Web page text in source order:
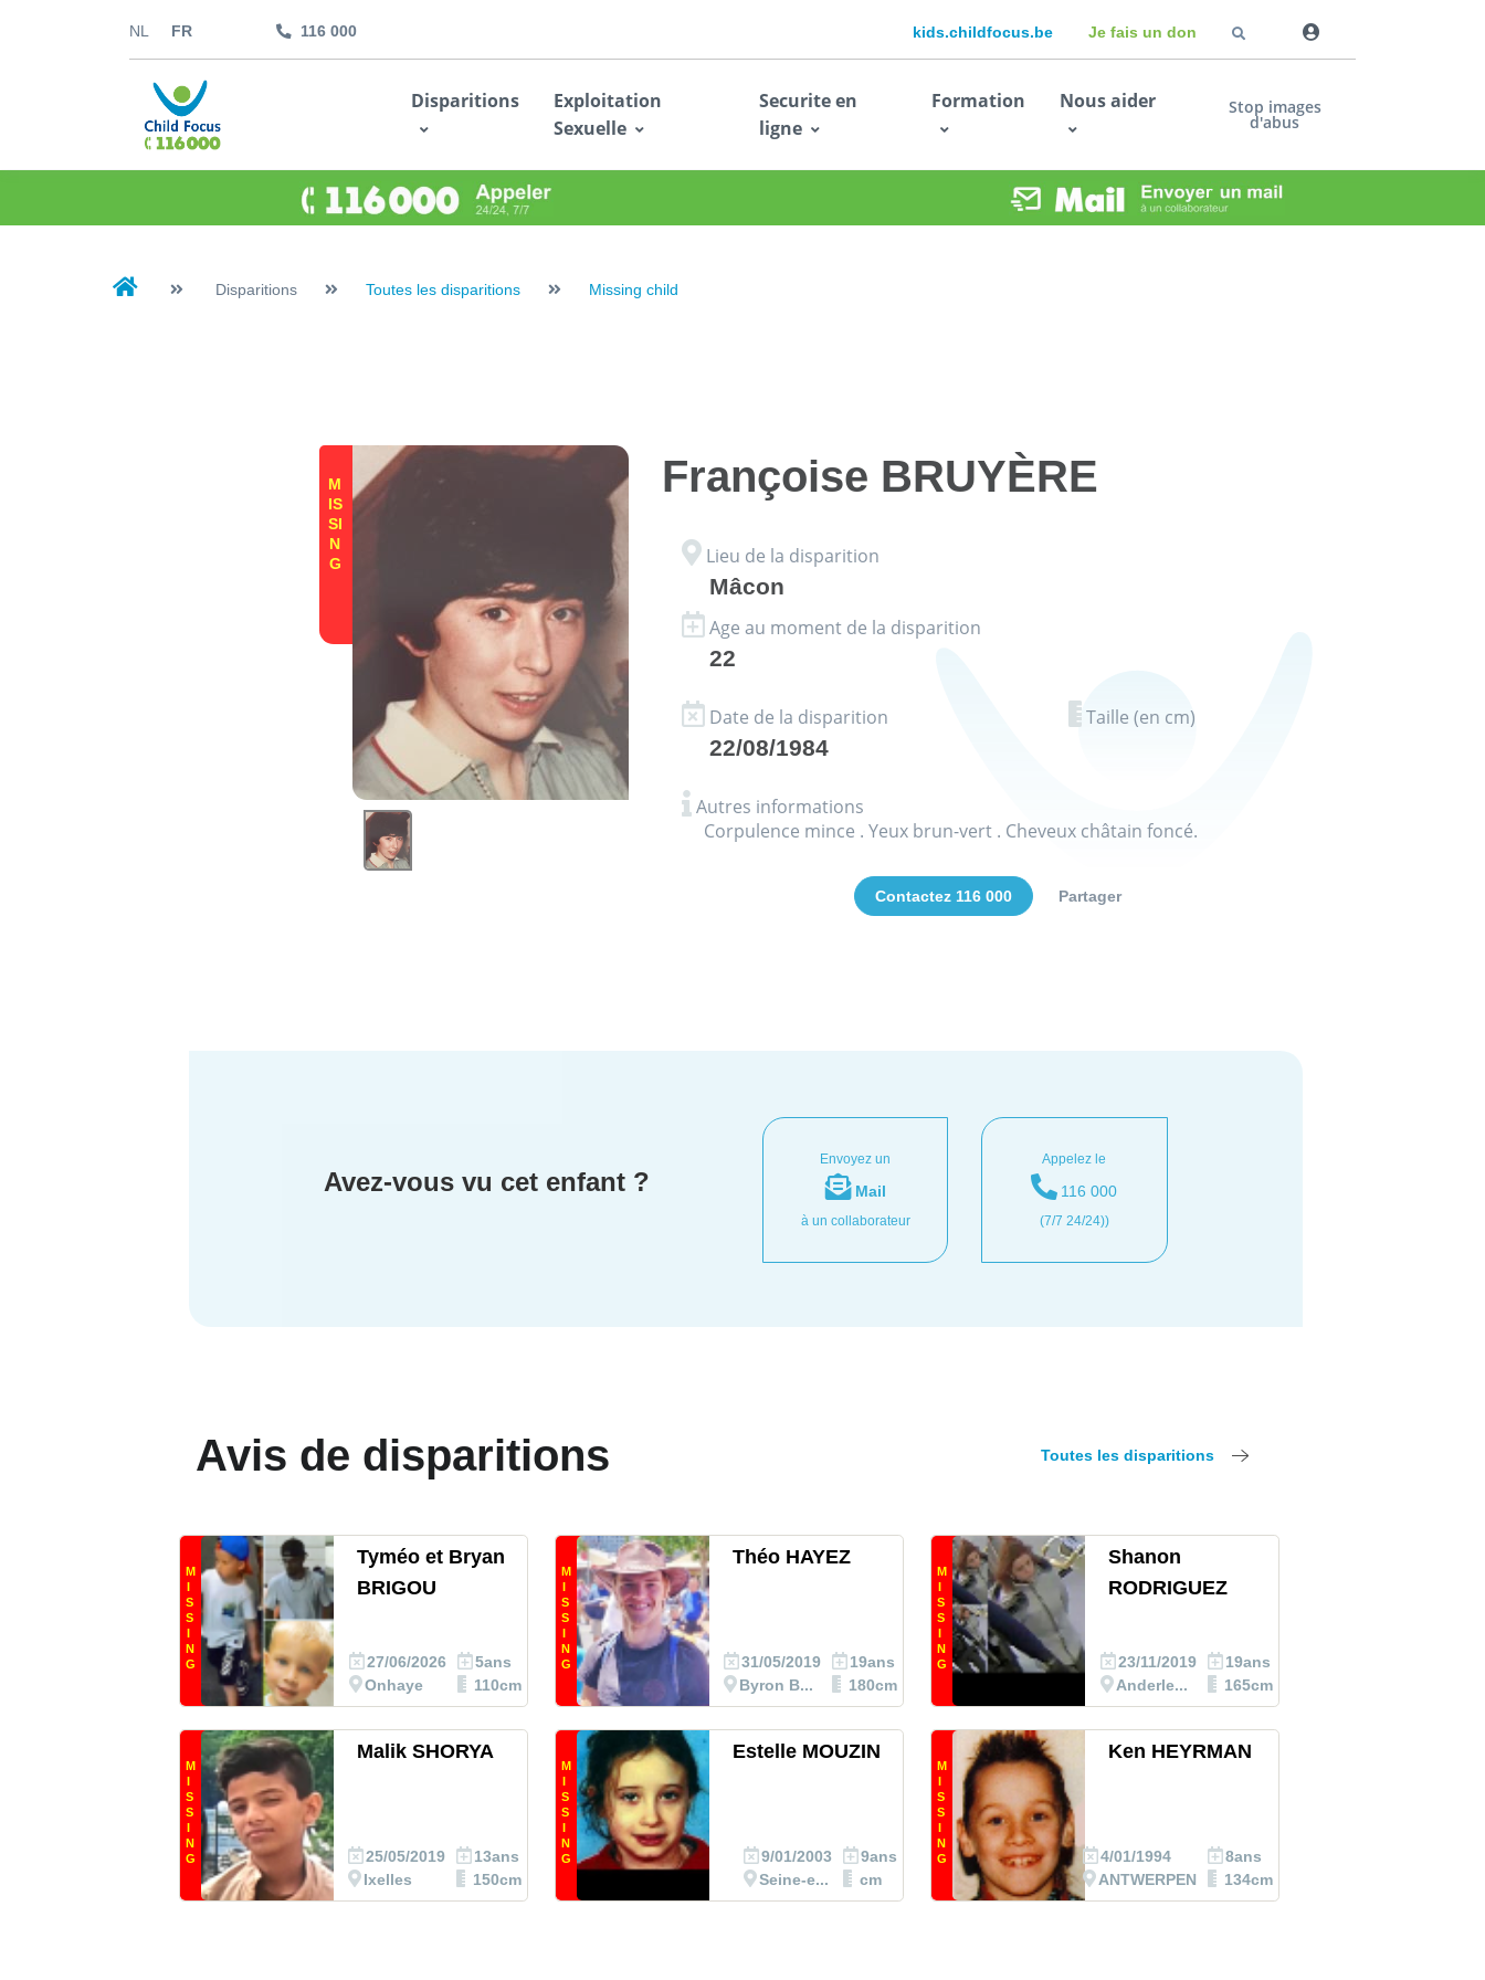
NL FR 116 000 kids.childfocus.be Je fais un don
Disparitions
Exploitation
Sexuelle
Securite en
ligne
Formation Nous aider Stop images
d'abus
Disparitions Toutes les disparitions Missing child
M
IS
SI
N
G
Françoise BRUYÈRE
Lieu de la disparition
Mâcon
Age au moment de la disparition
22
Date de la disparition
22/08/1984
Taille (en cm)
Autres informations
Corpulence mince . Yeux brun-vert . Cheveux châtain foncé.
Contactez 116 000 Partager
Avez-vous vu cet enfant ?
Envoyez un
Mail
à un collaborateur
Appelez le
116 000
(7/7 24/24))
Avis de disparitions Toutes les disparitions
M
I
S
S
I
N
G
Tyméo et Bryan
BRIGOU
27/06/2026
Onhaye
5ans
110cm
M
I
S
S
I
N
G
Théo HAYEZ
31/05/2019
Byron B...
19ans
180cm
M
I
S
S
I
N
G
Shanon
RODRIGUEZ
23/11/2019
Anderle...
19ans
165cm
M
I
S
S
I
N
G
Malik SHORYA
25/05/2019
Ixelles
13ans
150cm
M
I
S
S
I
N
G
Estelle MOUZIN
9/01/2003
Seine-e...
9ans
cm
M
I
S
S
I
N
G
Ken HEYRMAN
4/01/1994
ANTWERPEN
8ans
134cm